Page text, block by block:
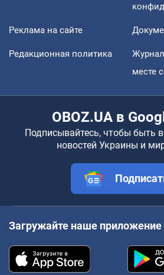
Реклама на сайте
Редакционная политика
месте
OBOZ.UA в
Подписывайтесь, чтобы быть
новостей Украины и
Загружайте наше приложение